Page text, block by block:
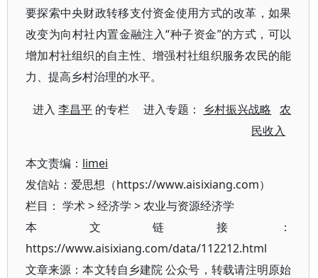
要探索中央财政转移支付资金使用方式的改革，如果
改变为向村社内置金融注入“种子资金”的方式，可以
增加村社组织的自主性、增强村社组织服务农民的能
力、提高乡村治理的水平。
进入李昌平 的专栏 进入专题： 乡村振兴战略
农
民收入
本文责编： limei
发信站：爱思想（https://www.aisixiang.com）
栏目： 学术>经济学 >农业与资源经济学
本文链接：
https://www.aisixiang.com/data/112212.html
文章来源：本文转自乡建院 公众号，转载请注明原始